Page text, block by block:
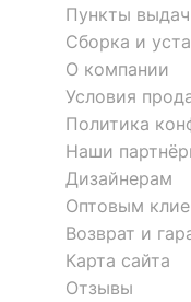
Пункты
Сборка и
О компании
Условия
Политика
Наши
Дизайнерам
Оптовым
Возврат и
Карта сайта
Отзывы